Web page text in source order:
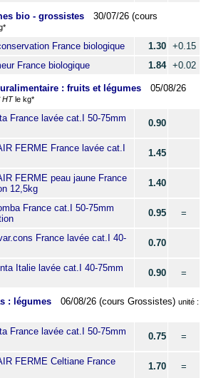
bio - grossistes
30/07/26 (cours
France biologique 1.30 +0.15
France biologique
1.84 +0.02
: fruits et légumes
05/08/26
HTle kg*
France lavée cat.I 50-75mm
0.90
FERME France lavée cat.I
1.45
FERME peau jaune France
12,5kg
1.40
France cat.I 50-75mm
0.95 =
France lavée cat.I 40-
0.70
Italie lavée cat.I 40-75mm
0.90 =
: légumes 06/08/26 (cours Grossistes) unité :
France lavée cat.I 50-75mm
0.75 =
FERME Celtiane France
1.70 =